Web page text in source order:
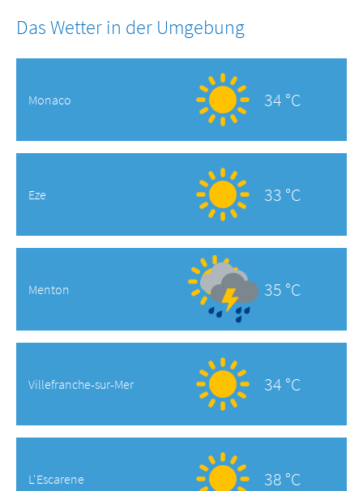
Das Wetter in der Umgebung
Monaco 34 °C
Eze 33 °C
Menton 35 °C
Villefranche-sur-Mer 34 °C
L'Escarene 38 °C